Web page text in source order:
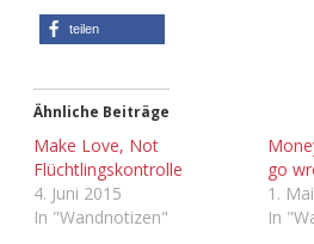
Adventskalender
teilen
Ähnliche Beiträge
Make Love, Not
Flüchtlingskontrolle
4. Juni 2015
In "Wandnotizen"
go
1.
In